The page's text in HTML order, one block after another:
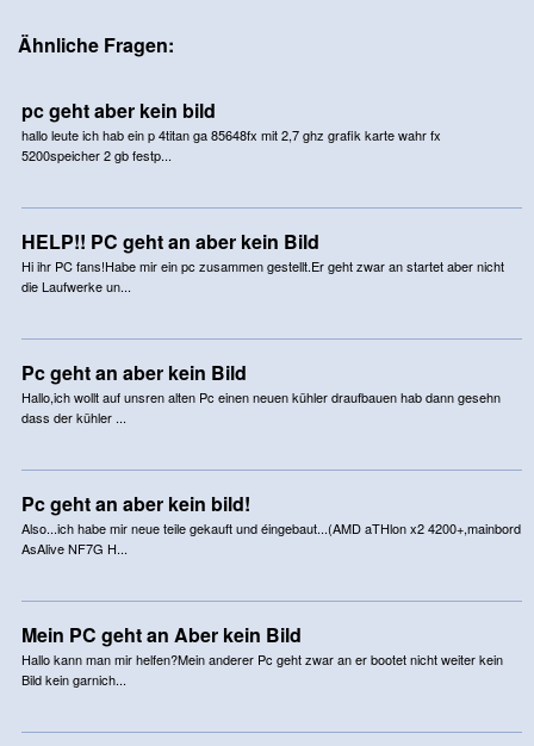
Ähnliche Fragen:
pc geht aber kein bild
hallo leute ich hab ein p 4titan ga 85648fx mit 2,7 ghz grafik karte wahr fx
5200speicher 2 gb festp...
HELP!! PC geht an aber kein Bild
Hi ihr PC fans!Habe mir ein pc zusammen gestellt.Er geht zwar an startet aber nicht
die Laufwerke un...
Pc geht an aber kein Bild
Hallo,ich wollt auf unsren alten Pc einen neuen kühler draufbauen hab dann gesehn
dass der kühler ...
Pc geht an aber kein bild!
Also...ich habe mir neue teile gekauft und éingebaut...(AMD aTHlon x2 4200+,mainbord
AsAlive NF7G H...
Mein PC geht an Aber kein Bild
Hallo kann man mir helfen?Mein anderer Pc geht zwar an er bootet nicht weiter kein
Bild kein garnich...